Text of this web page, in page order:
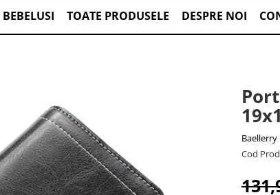
TOATE PRODUSELE DESPRE NOI
Baellerry
Cod